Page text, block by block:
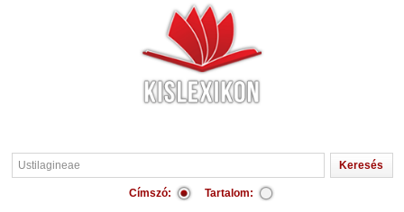
Címszó: Tartalom: